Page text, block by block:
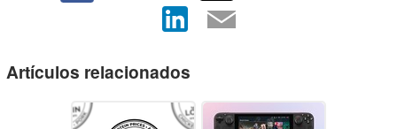
Artículos relacionados